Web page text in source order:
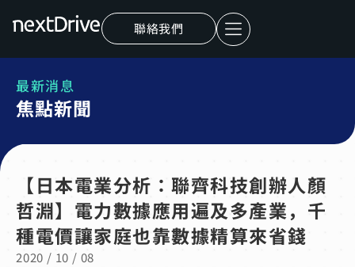
聯絡我們
最新消息
焦點新聞
【日本電業分析：聯齊科技創辦人顏
哲淵】電力數據應用遍及多產業，千
種電價讓家庭也靠數據精算來省錢
2020 / 10 / 08